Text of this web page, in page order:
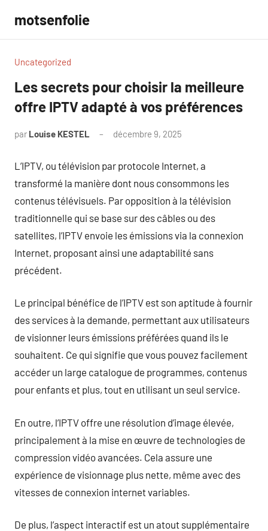
contenu
motsenfolie
Uncategorized
Les secrets pour choisir la meilleure
offre IPTV adapté à vos préférences
par Louise KESTEL décembre 9, 2025
L’IPTV, ou télévision par protocole Internet, a
transformé la manière dont nous consommons les
contenus télévisuels. Par opposition à la télévision
traditionnelle qui se base sur des câbles ou des
satellites, l’IPTV envoie les émissions via la connexion
Internet, proposant ainsi une adaptabilité sans
précédent.
Le principal bénéfice de l’IPTV est son aptitude à fournir
des services à la demande, permettant aux utilisateurs
de visionner leurs émissions préférées quand ils le
souhaitent. Ce qui signifie que vous pouvez facilement
accéder un large catalogue de programmes, contenus
pour enfants et plus, tout en utilisant un seul service.
En outre, l’IPTV offre une résolution d’image élevée,
principalement à la mise en œuvre de technologies de
compression vidéo avancées. Cela assure une
expérience de visionnage plus nette, même avec des
vitesses de connexion internet variables.
De plus, l’aspect interactif est un atout supplémentaire